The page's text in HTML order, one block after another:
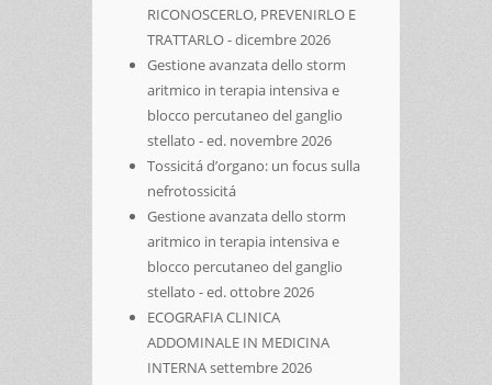
RICONOSCERLO, PREVENIRLO E
TRATTARLO - dicembre 2026
Gestione avanzata dello storm
aritmico in terapia intensiva e
blocco percutaneo del ganglio
stellato - ed. novembre 2026
Tossicitá d’organo: un focus sulla
nefrotossicitá
Gestione avanzata dello storm
aritmico in terapia intensiva e
blocco percutaneo del ganglio
stellato - ed. ottobre 2026
ECOGRAFIA CLINICA
ADDOMINALE IN MEDICINA
INTERNA settembre 2026